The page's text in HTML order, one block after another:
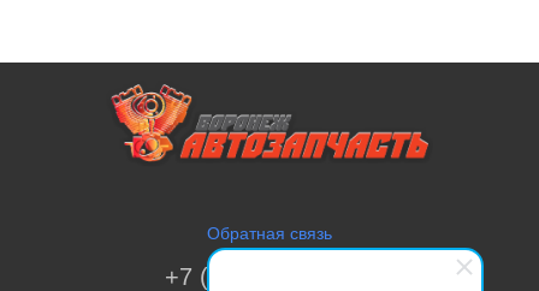
Обратная связь
+7 (473) 269-41-51